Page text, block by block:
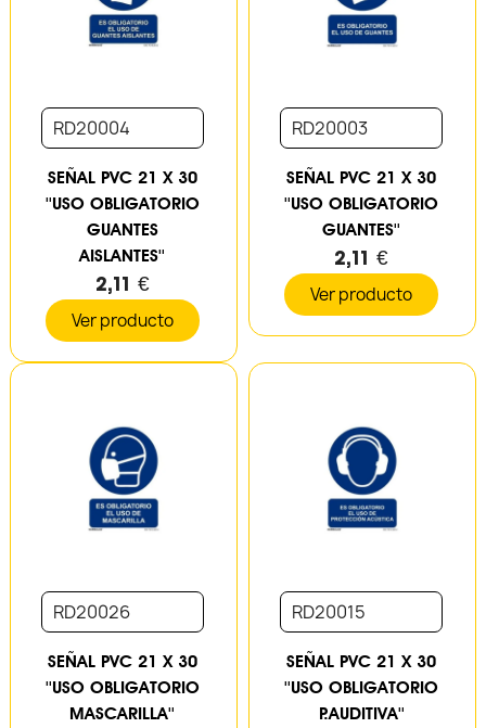
RD20004
SEÑAL PVC 21 X 30
''USO OBLIGATORIO
GUANTES
AISLANTES''
2,11 €
Ver producto
RD20003
SEÑAL PVC 21 X 30
''USO OBLIGATORIO
GUANTES''
2,11 €
Ver producto
RD20026
SEÑAL PVC 21 X 30
''USO OBLIGATORIO
MASCARILLA''
RD20015
SEÑAL PVC 21 X 30
''USO OBLIGATORIO
P.AUDITIVA''